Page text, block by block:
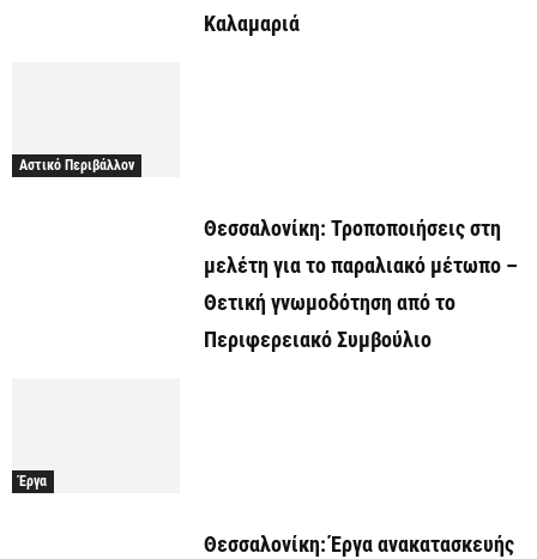
Καλαμαριά
Αστικό Περιβάλλον
Θεσσαλονίκη: Τροποποιήσεις στη
μελέτη για το παραλιακό μέτωπο –
Θετική γνωμοδότηση από το
Περιφερειακό Συμβούλιο
Έργα
Θεσσαλονίκη: Έργα ανακατασκευής